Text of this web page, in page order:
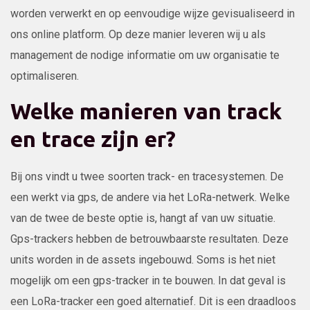
worden verwerkt en op eenvoudige wijze gevisualiseerd in
ons online platform. Op deze manier leveren wij u als
management de nodige informatie om uw organisatie te
optimaliseren.
Welke manieren van track
en trace zijn er?
Bij ons vindt u twee soorten track- en tracesystemen. De
een werkt via gps, de andere via het LoRa-netwerk. Welke
van de twee de beste optie is, hangt af van uw situatie.
Gps-trackers hebben de betrouwbaarste resultaten. Deze
units worden in de assets ingebouwd. Soms is het niet
mogelijk om een gps-tracker in te bouwen. In dat geval is
een LoRa-tracker een goed alternatief. Dit is een draadloos